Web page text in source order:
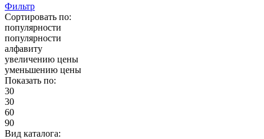
Фильтр
Сортировать по:
популярности
популярности
алфавиту
увеличению цены
уменьшению цены
Показать по:
30
30
60
90
Вид каталога: